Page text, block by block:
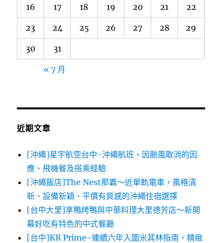
16 17 18 19 20 21 22
23 24 25 26 27 28 29
30 31
« 7 月
近期文章
[沖繩]星宇航空台中-沖繩航班，因颱風取消的因
應、飛機餐及搭乘經驗
[沖繩飯店]The Nest那霸～近單軌電車，風格清
新、設備新穎、平價有質感的沖繩住宿選擇
[台中大里]享鴨烤鴨與中華料理大里德芳店～新開
幕好吃有特色的中式餐廳
[台中]KR Prime~連續六年入圍米其林指南，精緻